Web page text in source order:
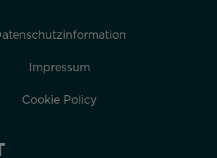
Impressum
Cookie Policy